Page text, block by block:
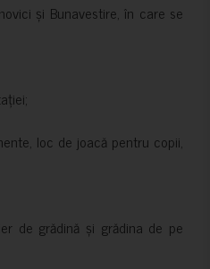
și Bunavestire, în care se
loc de joacă pentru copii,
de grădină și grădina de pe